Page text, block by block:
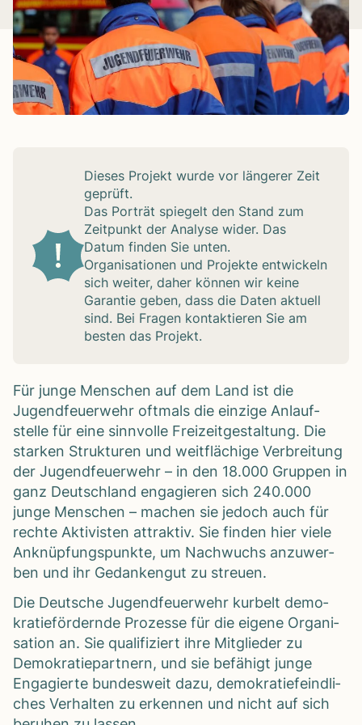
Die­ses Pro­jekt wurde vor län­ge­rer Zeit
geprüft.
Das Por­trät spie­gelt den Stand zum
Zeit­punkt der Ana­lyse wider. Das
Datum fin­den Sie unten.
Orga­ni­sa­tio­nen und Pro­jekte ent­wi­ckeln
sich wei­ter, daher kön­nen wir keine
Garan­tie geben, dass die Daten aktu­ell
sind. Bei Fra­gen kon­tak­tie­ren Sie am
bes­ten das Pro­jekt.
Für junge Men­schen auf dem Land ist die
Jugend­feu­er­wehr oft­mals die ein­zige Anlauf­
stelle für eine sinn­volle Frei­zeit­ge­stal­tung. Die
star­ken Struk­tu­ren und weit­flä­chige Ver­brei­tung
der Jugend­feu­er­wehr – in den 18.000 Grup­pen in
ganz Deutsch­land enga­gie­ren sich 240.000
junge Men­schen – machen sie jedoch auch für
rechte Akti­vis­ten attrak­tiv. Sie fin­den hier viele
Anknüp­fungs­punkte, um Nach­wuchs anzu­wer­
ben und ihr Gedan­ken­gut zu streuen.
Die Deut­sche Jugend­feu­er­wehr kur­belt demo­
kra­tie­för­dernde Pro­zesse für die eigene Orga­ni­
sa­tion an. Sie qua­li­fi­ziert ihre Mit­glie­der zu
Demo­kra­tie­part­nern, und sie befä­higt junge
Enga­gierte bun­des­weit dazu, demo­kra­tie­feind­li­
ches Ver­hal­ten zu erken­nen und nicht auf sich